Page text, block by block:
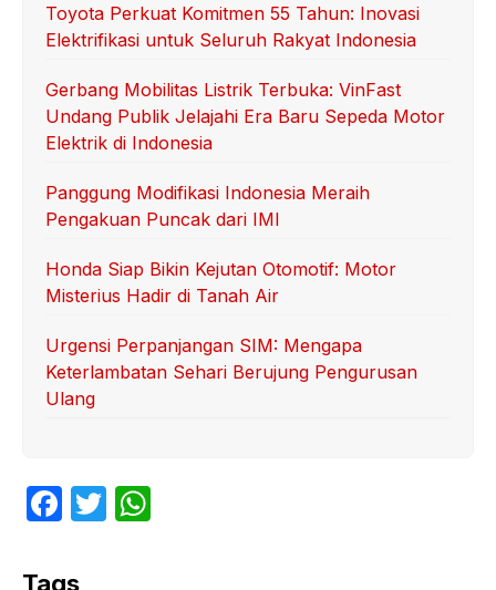
Toyota Perkuat Komitmen 55 Tahun: Inovasi
Elektrifikasi untuk Seluruh Rakyat Indonesia
Gerbang Mobilitas Listrik Terbuka: VinFast
Undang Publik Jelajahi Era Baru Sepeda Motor
Elektrik di Indonesia
Panggung Modifikasi Indonesia Meraih
Pengakuan Puncak dari IMI
Honda Siap Bikin Kejutan Otomotif: Motor
Misterius Hadir di Tanah Air
Urgensi Perpanjangan SIM: Mengapa
Keterlambatan Sehari Berujung Pengurusan
Ulang
F
c
T
Tags